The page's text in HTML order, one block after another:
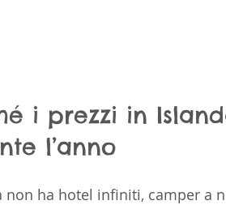
i prezzi in
l’anno
non ha hotel infiniti, camper